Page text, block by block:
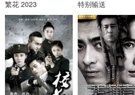
繁花 2023 特别输送